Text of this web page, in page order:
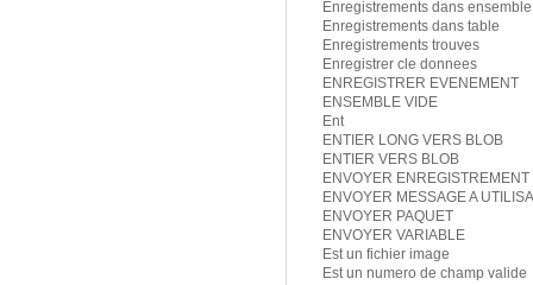
Enregistrements dans ensemble
Enregistrements dans table
Enregistrements trouves
Enregistrer cle donnees
ENREGISTRER EVENEMENT
ENSEMBLE VIDE
Ent
ENTIER LONG VERS BLOB
ENTIER VERS BLOB
ENVOYER ENREGISTREMENT
ENVOYER MESSAGE A
ENVOYER PAQUET
ENVOYER VARIABLE
Est un fichier image
Est un numero de champ valide